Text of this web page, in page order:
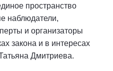
пространство
наблюдатели,
и организаторы
закона и в интересах
Дмитриева.